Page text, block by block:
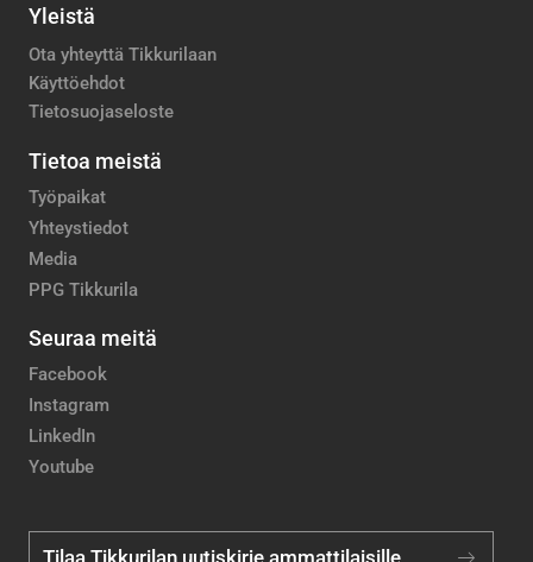
Yleistä
Ota yhteyttä Tikkurilaan
Käyttöehdot
Tietosuojaseloste
Tietoa meistä
Työpaikat
Yhteystiedot
Media
PPG Tikkurila
Seuraa meitä
Facebook
Instagram
LinkedIn
Youtube